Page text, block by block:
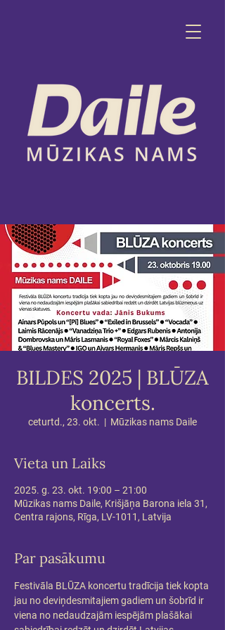
BILDES 2025 | BLŪZA
koncerts.
ceturtd., 23. okt.
  |
Mūzikas nams Daile
Vieta un Laiks
2025. g. 23. okt. 19:00 – 21:00
Mūzikas nams Daile, Krišjāņa Barona iela 31,
Centra rajons, Rīga, LV-1011, Latvija
Par pasākumu
Festivāla BLŪZA koncertu tradīcija tiek kopta
jau no deviņdesmitajiem gadiem un šobrīd ir
viena no nedaudzajām iespējām plašākai